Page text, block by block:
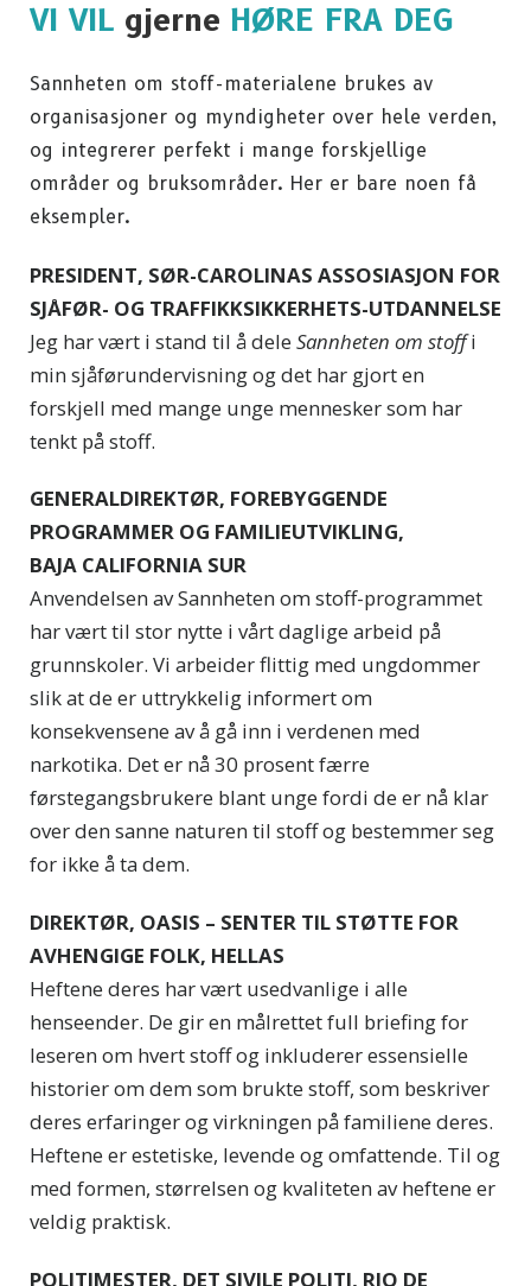
VI VIL gjerne HØRE FRA DEG
Sannheten om stoff-materialene brukes av
organisasjoner og myndigheter over hele verden,
og integrerer perfekt i mange forskjellige
områder og bruksområder. Her er bare noen få
eksempler.
PRESIDENT, SØR-CAROLINAS ASSOSIASJON FOR
SJÅFØR- OG TRAFFIKKSIKKERHETS-UTDANNELSE
Jeg har vært i stand til å dele Sannheten om stoffi
min sjåførundervisning og det har gjort en
forskjell med mange unge mennesker som har
tenkt på stoff.
GENERALDIREKTØR, FOREBYGGENDE
PROGRAMMER OG FAMILIEUTVIKLING,
BAJA CALIFORNIA SUR
Anvendelsen av Sannheten om stoff-programmet
har vært til stor nytte i vårt daglige arbeid på
grunnskoler. Vi arbeider flittig med ungdommer
slik at de er uttrykkelig informert om
konsekvensene av å gå inn i verdenen med
narkotika. Det er nå 30 prosent færre
førstegangsbrukere blant unge fordi de er nå klar
over den sanne naturen til stoff og bestemmer seg
for ikke å ta dem.
DIREKTØR, OASIS – SENTER TIL STØTTE FOR
AVHENGIGE FOLK, HELLAS
Heftene deres har vært usedvanlige i alle
henseender. De gir en målrettet full briefing for
leseren om hvert stoff og inkluderer essensielle
historier om dem som brukte stoff, som beskriver
deres erfaringer og virkningen på familiene deres.
Heftene er estetiske, levende og omfattende. Til og
med formen, størrelsen og kvaliteten av heftene er
veldig praktisk.
POLITIMESTER, DET SIVILE POLITI, RIO DE